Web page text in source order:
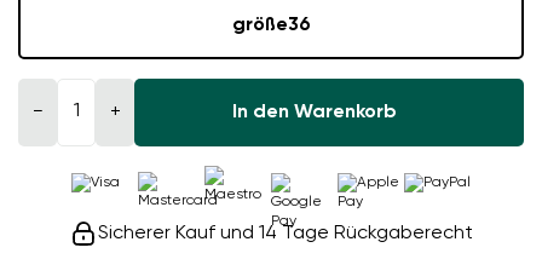
größe36
− + In den Warenkorb
Sicherer Kauf und 14 Tage Rückgaberecht